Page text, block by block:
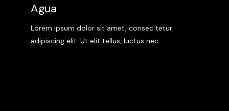
Agua
Lorem ipsum dolor sit amet, consec tetur
adipiscing elit. Ut elit tellus, luctus nec.